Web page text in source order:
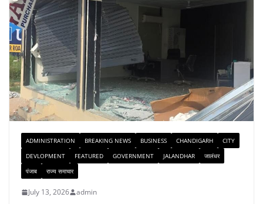
ADMINISTRATION BREAKING NEWS BUSINESS CHANDIGARH
CITY
DEVLOPMENT
FEATURED GOVERNMENT JALANDHAR
जालंधर
पंजाब
राज्य समाचार
July 13, 2026 admin